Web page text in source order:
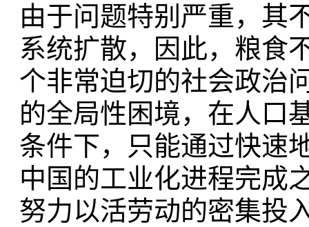
由于问题特别严重，其
系统扩散，因此，粮食
个非常迫切的社会政治
的全局性困境，在人口
条件下，只能通过快速
中国的工业化进程完成
努力以活劳动的密集投